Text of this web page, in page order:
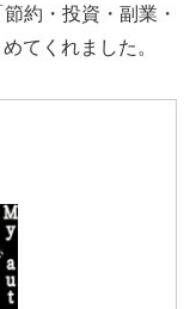
約・投資・副業・
てくれました。